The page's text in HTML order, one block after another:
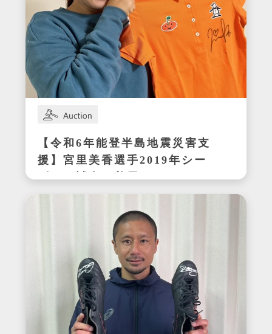
【令和6年能登半島地震災害支
援】宮里美香選手2019年シー
ズンの試合で着用したサイン
入りウェア